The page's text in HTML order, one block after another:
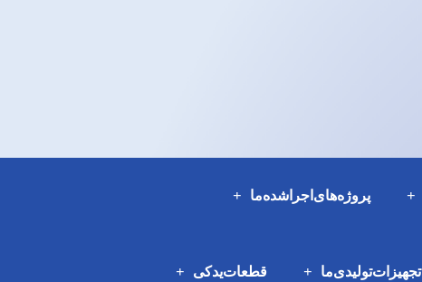
پروژه‌های‌اجراشده‌ما
تجهیزات‌تولیدی‌ما قطعات‌یدکی